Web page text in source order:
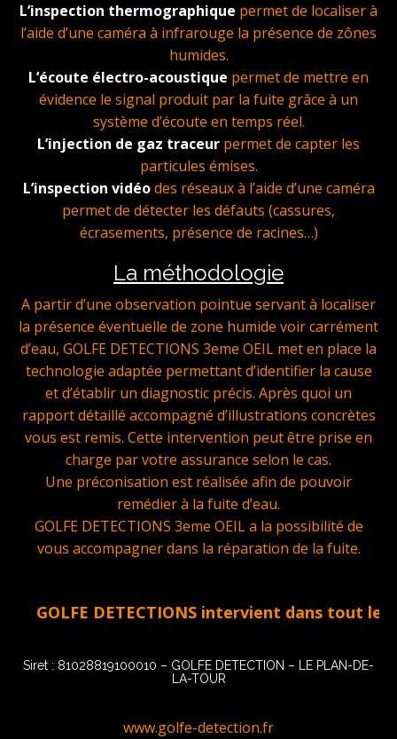
L’inspection thermographique permet de localiser à
l’aide d’une caméra à infrarouge la présence de zônes
humides.
L’écoute électro-acoustique permet de mettre en
évidence le signal produit par la fuite grâce à un
système d’écoute en temps réel.
L’injection de gaz traceur permet de capter les
particules émises.
L’inspection vidéodes réseaux à l’aide d’une caméra
permet de détecter les défauts (cassures,
écrasements, présence de racines…)
La méthodologie
A partir d’une observation pointue servant à localiser
la présence éventuelle de zone humide voir carrément
d’eau, GOLFE DETECTIONS 3eme OEIL met en place la
technologie adaptée permettant d’identifier la cause
et d’établir un diagnostic précis. Après quoi un
rapport détaillé accompagné d’illustrations concrètes
vous est remis. Cette intervention peut être prise en
charge par votre assurance selon le cas.
Une préconisation est réalisée afin de pouvoir
remédier à la fuite d’eau.
GOLFE DETECTIONS 3eme OEIL a la possibilité de
vous accompagner dans la réparation de la fuite.
GOLFE DETECTIONS intervient dans tout le
Siret : 81028819100010 – GOLFE DETECTION – LE PLAN-DE-
LA-TOUR
www.golfe-detection.fr